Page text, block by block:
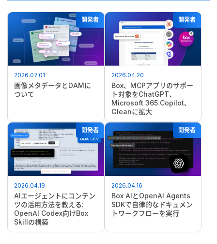
開発者
2026.07.01
画像メタデータとDAMに
ついて
開発者
2026.04.20
Box、MCPアプリのサポー
ト対象をChatGPT、
Microsoft 365 Copilot、
Gleanに拡大
開発者
2026.04.19
AIエージェントにコンテン
ツの活用方法を教える:
OpenAI Codex向けBox
Skillの構築
開発者
2026.04.16
Box AIとOpenAI Agents
SDKで自律的なドキュメン
トワークフローを実行